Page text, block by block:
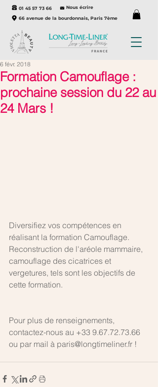
01 45 57 73 66 Nous écrire
66 avenue de la bourdonnais, Paris 7ème
Formation Camouflage :
prochaine session du 22 au
24 Mars !
6 févr. 2018
Diversifiez vos compétences en
réalisant la formation Camouflage.
Reconstruction de l'aréole mammaire,
camouflage des cicatrices et
vergetures, tels sont les objectifs de
cette formation.
Pour plus de renseignements,
contactez-nous au +33 9.67.72.73.66
ou par mail à paris@longtimeliner.fr !